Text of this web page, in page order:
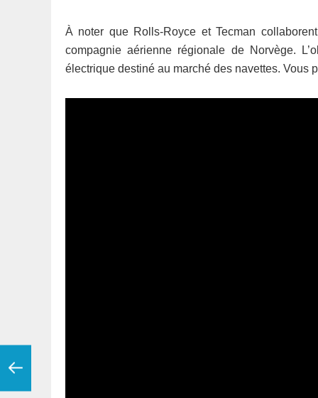
À noter que Rolls-Royce et Tecman
compagnie aérienne régionale de Norvège.
électrique destiné au marché des navettes. Vous